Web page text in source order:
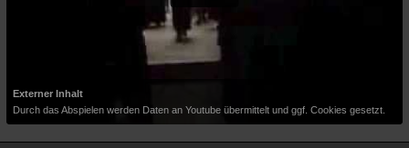
Externer Inhalt
Durch das Abspielen werden Daten an Youtube übermittelt und ggf. Cookies gesetzt.